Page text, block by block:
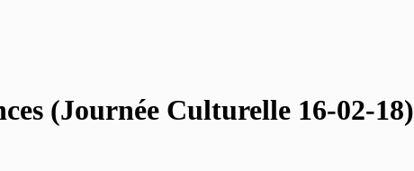
(Journée Culturelle 16-02-18)